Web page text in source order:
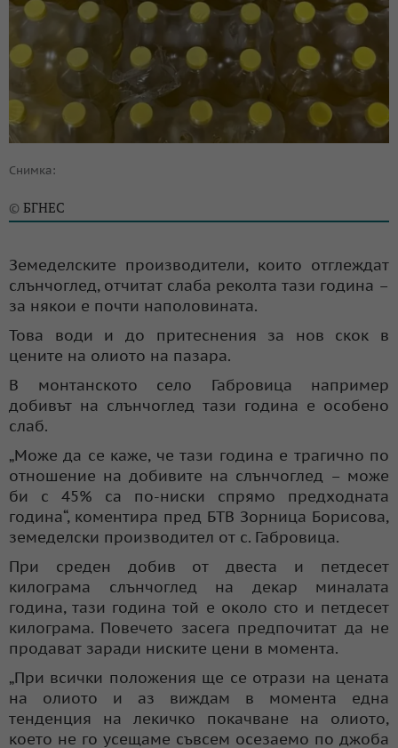
Снимка:
© БГНЕС
Земеделските производители, които отглеждат
слънчоглед, отчитат слаба реколта тази година –
за някои е почти наполовината.
Това води и до притеснения за нов скок в
цените на олиото на пазара.
В монтанското село Габровица например
добивът на слънчоглед тази година е особено
слаб.
„Може да се каже, че тази година е трагично по
отношение на добивите на слънчоглед – може
би с 45% са по-ниски спрямо предходната
година“, коментира пред БТВ Зорница Борисова,
земеделски производител от с. Габровица.
При среден добив от двеста и петдесет
килограма слънчоглед на декар миналата
година, тази година той е около сто и петдесет
килограма. Повечето засега предпочитат да не
продават заради ниските цени в момента.
„При всички положения ще се отрази на цената
на олиото и аз виждам в момента една
тенденция на лекичко покачване на олиото,
което не го усещаме съвсем осезаемо по джоба